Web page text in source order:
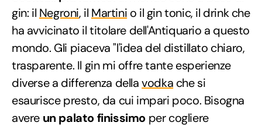
gin: il Negroni, il Martini o il gin tonic, il drink che
ha avvicinato il titolare dell'Antiquario a questo
mondo. Gli piaceva "l'idea del distillato chiaro,
trasparente. Il gin mi offre tante esperienze
diverse a differenza dellavodka che si
esaurisce presto, da cui impari poco. Bisogna
avere un palato finissimo per cogliere